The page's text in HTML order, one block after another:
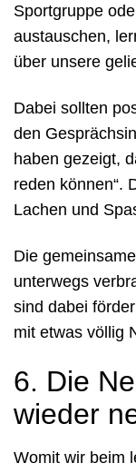
Sportgruppe
austauschen,
über unsere
Dabei sollten
den
haben gezeigt,
reden können“.
Lachen und
Die
unterwegs
sind dabei
mit etwas völlig
6. Die
wieder
Womit wir beim